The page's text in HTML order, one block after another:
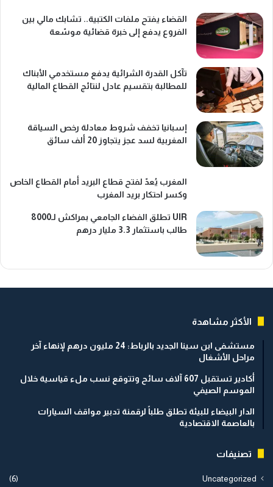
القضاء يفتح ملفات الكتبية.. تشابك مالي بين
الفروع يدفع إلى خبرة قضائية موسّعة
تآكل القدرة الشرائية يدفع مستخدمي الأبناك
للمطالبة بتقسيم عادل لنتائج القطاع المالية
إسبانيا تخفف شروط معادلة رخص السياقة
المغربية لسد عجز يتجاوز 20 ألف سائق
المغرب يُعدّ لفتح قطاع البريد أمام القطاع الخاص
وكسر احتكار بريد المغرب
UIR تطلق الفضاء الجامعي بمراكش لـ8000
طالب باستثمار 3.3 مليار درهم
الأكثر مشاهدة
مستشفى ابن سينا الجديد بالرباط: 24 مليون درهم لإنهاء آخر
مراحل الأشغال
أكادير تستقبل 607 آلاف سائح وتتوقع نسب ملء قياسية خلال
الموسم الصيفي
الدار البيضاء للبيئة تطلق طلباً لرقمنة تدبير مواقف السيارات
بالعاصمة الاقتصادية
تصنيفات
Uncategorized
(6)